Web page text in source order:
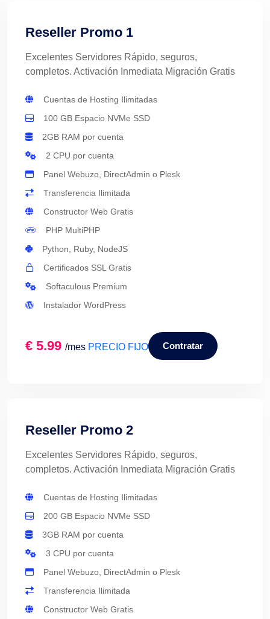
Reseller Promo 1
Excelentes Servidores Rápido, seguros,
completos. Activación Inmediata Migración Gratis
Cuentas de Hosting Ilimitadas
100 GB Espacio NVMe SSD
2GB RAM por cuenta
2 CPU por cuenta
Panel Webuzo, DirectAdmin o Plesk
Transferencia Ilimitada
Constructor Web Gratis
PHP MultiPHP
Python, Ruby, NodeJS
Certificados SSL Gratis
Softaculous Premium
Instalador WordPress
Contratar
€ 5.99 /mes PRECIO FIJO
Reseller Promo 2
Excelentes Servidores Rápido, seguros,
completos. Activación Inmediata Migración Gratis
Cuentas de Hosting Ilimitadas
200 GB Espacio NVMe SSD
3GB RAM por cuenta
3 CPU por cuenta
Panel Webuzo, DirectAdmin o Plesk
Transferencia Ilimitada
Constructor Web Gratis